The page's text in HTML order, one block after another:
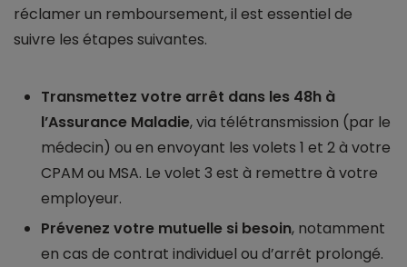
réclamer un remboursement, il est essentiel de
suivre les étapes suivantes.
Transmettez votre arrêt dans les 48h à
l’Assurance Maladie, via télétransmission (par le
médecin) ou en envoyant les volets 1 et 2 à votre
CPAM ou MSA. Le volet 3 est à remettre à votre
employeur.
Prévenez votre mutuelle si besoin, notamment
en cas de contrat individuel ou d’arrêt prolongé.